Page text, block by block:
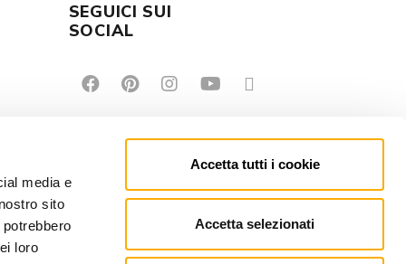
media e
sito
loro
Accetta tutti i cookie
Accetta selezionati
SEGUICI SUI
SOCIAL